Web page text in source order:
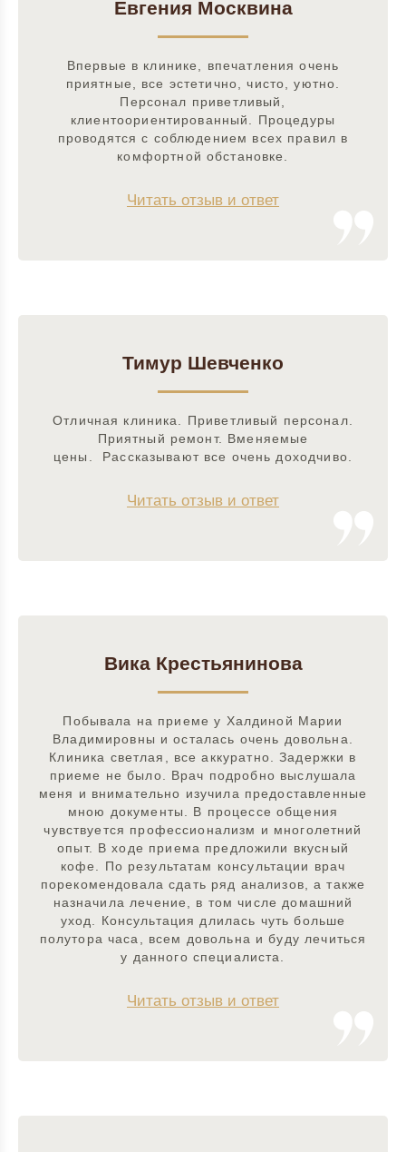
Евгения Москвина
Впервые в клинике, впечатления очень
приятные, все эстетично, чисто, уютно.
Персонал приветливый,
клиентоориентированный. Процедуры
проводятся с соблюдением всех правил в
комфортной обстановке.
Читать отзыв и ответ
Тимур Шевченко
Отличная клиника. Приветливый персонал.
Приятный ремонт. Вменяемые
цены. Рассказывают все очень доходчиво.
Читать отзыв и ответ
Вика Крестьянинова
Побывала на приеме у Халдиной Марии
Владимировны и осталась очень довольна.
Клиника светлая, все аккуратно. Задержки в
приеме не было. Врач подробно выслушала
меня и внимательно изучила предоставленные
мною документы. В процессе общения
чувствуется профессионализм и многолетний
опыт. В ходе приема предложили вкусный
кофе. По результатам консультации врач
порекомендовала сдать ряд анализов, а также
назначила лечение, в том числе домашний
уход. Консультация длилась чуть больше
полутора часа, всем довольна и буду лечиться
у данного специалиста.
Читать отзыв и ответ